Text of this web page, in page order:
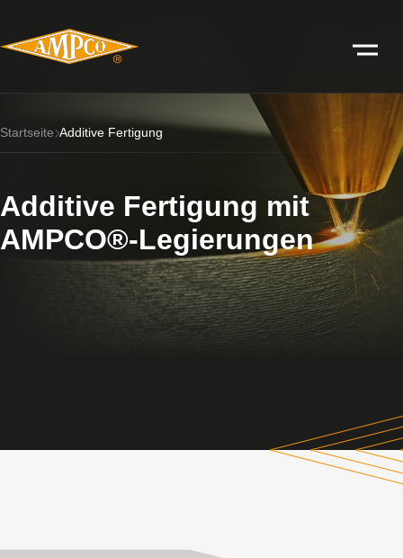
Startseite Additive Fertigung
Additive Fertigung mit
AMPCO®-Legierungen